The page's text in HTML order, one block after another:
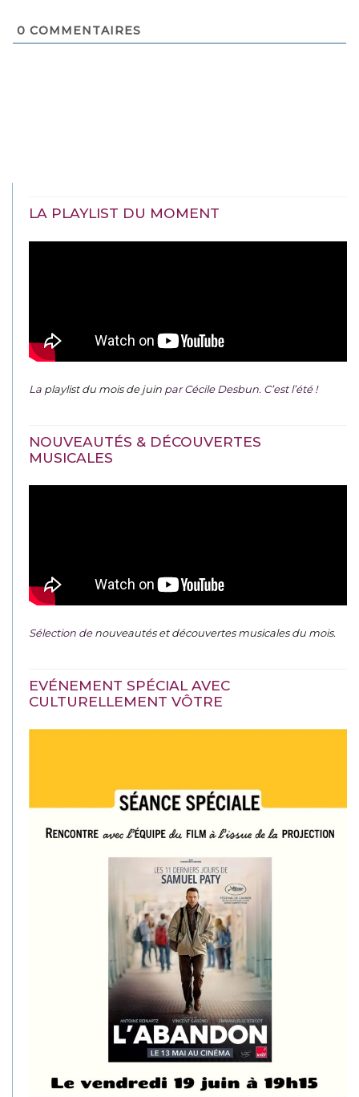
0 COMMENTAIRES
LA PLAYLIST DU MOMENT
La playlist du mois de juin par Cécile Desbun. C’est l’été !
NOUVEAUTÉS & DÉCOUVERTES
MUSICALES
Sélection denouveautés et découvertes musicales du mois.
EVÉNEMENT SPÉCIAL AVEC
CULTURELLEMENT VÔTRE